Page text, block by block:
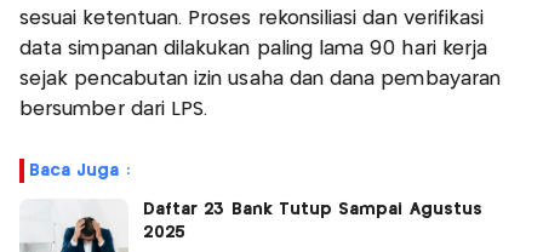
sesuai ketentuan. Proses rekonsiliasi dan verifikasi
data simpanan dilakukan paling lama 90 hari kerja
sejak pencabutan izin usaha dan dana pembayaran
bersumber dari LPS.
Baca Juga :
Daftar 23 Bank Tutup Sampai Agustus
2025